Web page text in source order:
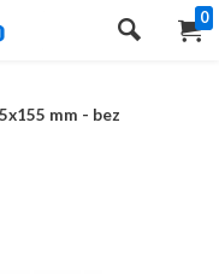
0
mm - bez